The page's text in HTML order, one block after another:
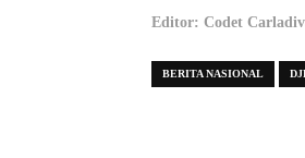
Editor: Codet
BERITA NASIONAL